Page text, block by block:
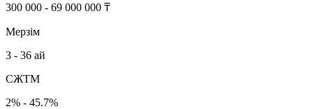
300 000 - 69 000 000 ₸
Мерзім
3 - 36 ай
СЖТМ
2% - 45.7%